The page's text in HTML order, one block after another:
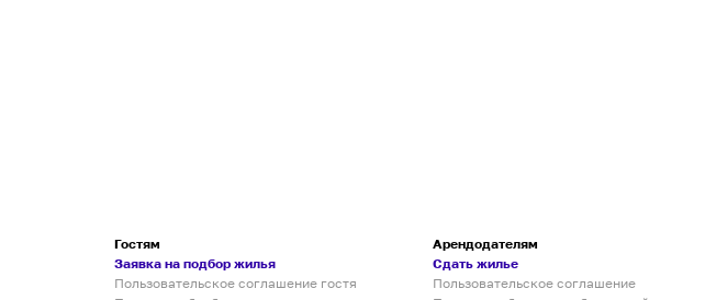
Гостям
Заявка на подбор жилья
Пользовательское соглашение гостя
Арендодателям
Сдать жилье
Пользовательское соглашение